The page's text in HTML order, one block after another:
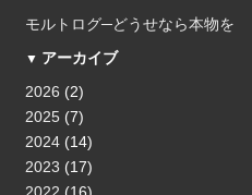
モルトログ─どうせなら本物を
アーカイブ
2026 (2)
2025(7)
2024(14)
2023 (17)